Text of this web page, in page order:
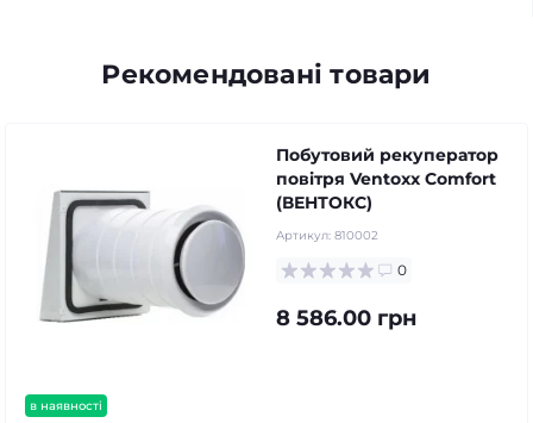
Рекомендовані товари
в наявності
Побутовий рекуператор
повітря Ventoxx Comfort
(ВЕНТОКС)
Артикул: 810002
0
8 586.00 грн